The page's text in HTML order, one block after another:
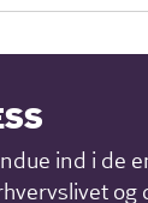
ind i de
og